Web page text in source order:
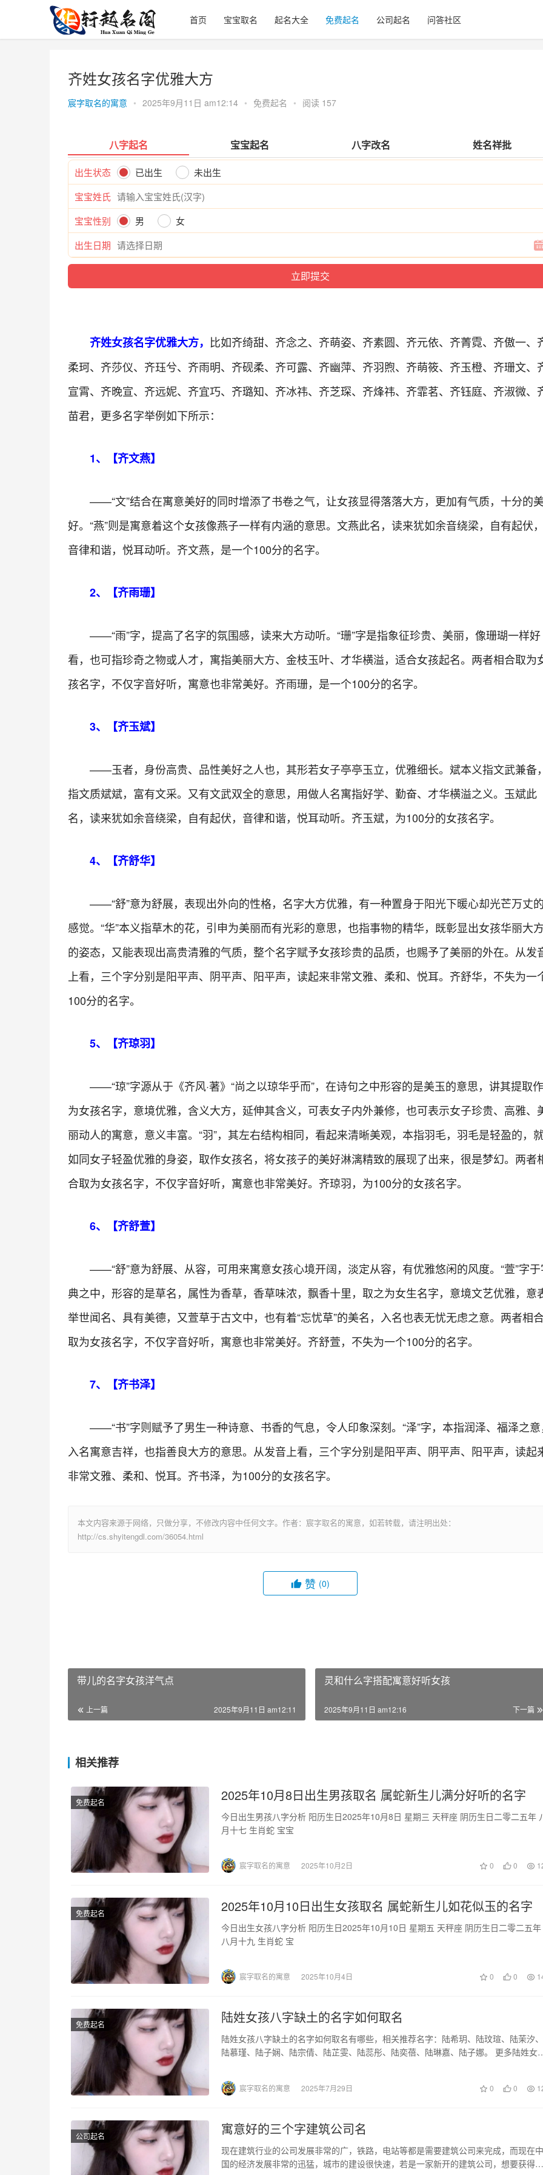
首页 宝宝取名 起名大全 免费起名 公司起名 问答社区
齐姓女孩名字优雅大方
宸字取名的寓意 • 2025年9月11日 am12:14 • 免费起名 • 阅读 157
八字起名 宝宝起名 八字改名 姓名祥批
出生状态 已出生
未出生
宝宝姓氏
宝宝性别
男
女
出生日期
齐姓女孩名字优雅大方， 比如齐绮甜、齐念之、齐萌姿、齐素圆、齐元依、齐菁霓、齐傲一、
柔珂、齐莎仪、齐珏兮、齐雨明、齐砚柔、齐可露、齐幽萍、齐羽煦、齐萌筱、齐玉橙、齐珊文、
宣霄、齐晚宣、齐远妮、齐宜巧、齐璐知、齐冰祎、齐芝琛、齐烽祎、齐霏茗、齐钰庭、齐淑微、
苗君，更多名字举例如下所示：
1、【齐文燕】
——“文”结合在寓意美好的同时增添了书卷之气，让女孩显得落落大方，更加有气质，十分的
好。“燕”则是寓意着这个女孩像燕子一样有内涵的意思。文燕此名，读来犹如余音绕梁，自有起伏
音律和谐，悦耳动听。齐文燕，是一个100分的名字。
2、【齐雨珊】
——“雨”字，提高了名字的氛围感，读来大方动听。“珊”字是指象征珍贵、美丽，像珊瑚一样好
看，也可指珍奇之物或人才，寓指美丽大方、金枝玉叶、才华横溢，适合女孩起名。两者相合取为
孩名字，不仅字音好听，寓意也非常美好。齐雨珊，是一个100分的名字。
3、【齐玉斌】
——玉者，身份高贵、品性美好之人也，其形若女子亭亭玉立，优雅细长。斌本义指文武兼备
指文质斌斌，富有文采。又有文武双全的意思，用做人名寓指好学、勤奋、才华横溢之义。玉斌此
名，读来犹如余音绕梁，自有起伏，音律和谐，悦耳动听。齐玉斌，为100分的女孩名字。
4、【齐舒华】
——“舒”意为舒展，表现出外向的性格，名字大方优雅，有一种置身于阳光下暖心却光芒万丈
感觉。“华”本义指草木的花，引申为美丽而有光彩的意思，也指事物的精华，既彰显出女孩华丽大
的姿态，又能表现出高贵清雅的气质，整个名字赋予女孩珍贵的品质，也赐予了美丽的外在。从发
上看，三个字分别是阳平声、阴平声、阳平声，读起来非常文雅、柔和、悦耳。齐舒华，不失为一
100分的名字。
5、【齐琼羽】
——“琼”字源从于《齐风·著》“尚之以琼华乎而”，在诗句之中形容的是美玉的意思，讲其提取作
为女孩名字，意境优雅，含义大方，延伸其含义，可表女子内外兼修，也可表示女子珍贵、高雅、
丽动人的寓意，意义丰富。“羽”，其左右结构相同，看起来清晰美观，本指羽毛，羽毛是轻盈的，
如同女子轻盈优雅的身姿，取作女孩名，将女孩子的美好淋漓精致的展现了出来，很是梦幻。两者
合取为女孩名字，不仅字音好听，寓意也非常美好。齐琼羽，为100分的女孩名字。
6、【齐舒萱】
——“舒”意为舒展、从容，可用来寓意女孩心境开阔，淡定从容，有优雅悠闲的风度。“萱”字
典之中，形容的是草名，属性为香草，香草味浓，飘香十里，取之为女生名字，意境文艺优雅，意
举世闻名、具有美德，又萱草于古文中，也有着“忘忧草”的美名，入名也表无忧无虑之意。两者相
取为女孩名字，不仅字音好听，寓意也非常美好。齐舒萱，不失为一个100分的名字。
7、【齐书泽】
——“书”字则赋予了男生一种诗意、书香的气息，令人印象深刻。“泽”字，本指润泽、福泽之
入名寓意吉祥，也指善良大方的意思。从发音上看，三个字分别是阳平声、阴平声、阳平声，读起
非常文雅、柔和、悦耳。齐书泽，为100分的女孩名字。
本文内容来源于网络，只做分享，不修改内容中任何文字。作者：宸字取名的寓意，如若转载，请注明出处：
http://cs.shyitengdl.com/36054.html
赞 (0)
带儿的名字女孩洋气点
上一篇 2025年9月11日 am12:11
灵和什么字搭配寓意好听女孩
下一篇
2025年9月11日 am12:16
相关推荐
免费起名 2025年10月8日出生男孩取名 属蛇新生儿满分好听的名字
今日出生男孩八字分析 阳历生日2025年10月8日 星期三 天秤座 阴历生日二零二五年 八
月十七 生肖蛇 宝宝
宸字取名的寓意 2025年10月2日 0 0
免费起名 2025年10月10日出生女孩取名 属蛇新生儿如花似玉的名字
今日出生女孩八字分析 阳历生日2025年10月10日 星期五 天秤座 阴历生日二零二五年
八月十九 生肖蛇 宝
宸字取名的寓意 2025年10月4日 0 0
免费起名 陆姓女孩八字缺土的名字如何取名
陆姓女孩八字缺土的名字如何取名有哪些，相关推荐名字：陆希玥、陆玟瑄、陆茉汐、
陆慕瑾、陆子娴、陆宗倩、陆芷雯、陆蕊彤、陆奕蓓、陆琳嘉、陆子娜。 更多陆姓女
宸字取名的寓意 2025年7月29日 0 0
公司起名 寓意好的三个字建筑公司名
现在建筑行业的公司发展非常的广，铁路，电站等都是需要建筑公司来完成，而现在中
国的经济发展非常的迅猛，城市的建设很快速，若是一家新开的建筑公司，想要获得更